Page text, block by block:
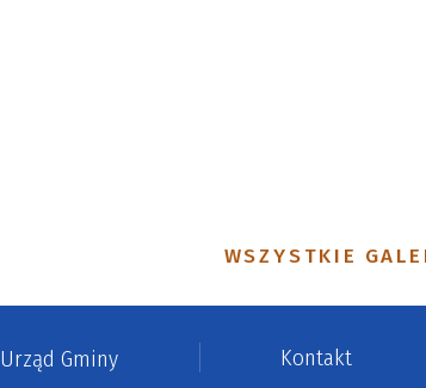
WSZYSTKIE
Urząd Gminy Kontakt